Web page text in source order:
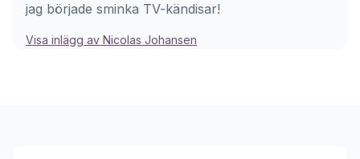
jag började sminka TV-kändisar!
Visa inlägg av Nicolas Johansen